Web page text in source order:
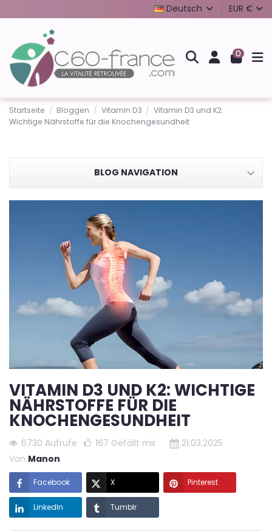
Deutsch EUR €
0
Startseite Bloggen Vitamin D3
Vitamin D3 und K2:
Wichtige Nährstoffe für die Knochengesundheit
BLOG NAVIGATION
VITAMIN D3 UND K2: WICHTIGE
NÄHRSTOFFE FÜR DIE
KNOCHENGESUNDHEIT
6730 Aufrufe 167 Gefällt mir
21.03.2025
Von Manon
Facebook X Pinterest
LinkedIn Tumblr